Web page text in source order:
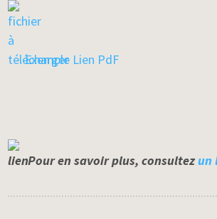
Exemple Lien PdF
Pour en savoir plus, consultezun